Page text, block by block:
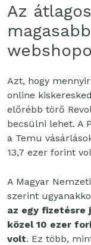
Az
Azt, hogy
online
előrébb törő
becsülni lehet. A
a Temu
13,7 ezer forint
A Magyar
szerint
az egy
közel 10 ezer
volt. Ez több,